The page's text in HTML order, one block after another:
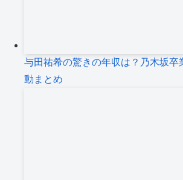
与田祐希の驚きの年収は？乃木坂卒
動まとめ